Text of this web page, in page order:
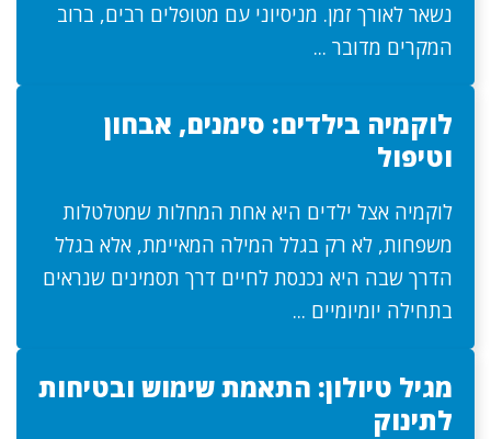
נשאר לאורך זמן. מניסיוני עם מטופלים רבים, ברוב
המקרים מדובר ...
לוקמיה בילדים: סימנים, אבחון
וטיפול
לוקמיה אצל ילדים היא אחת המחלות שמטלטלות
משפחות, לא רק בגלל המילה המאיימת, אלא בגלל
הדרך שבה היא נכנסת לחיים דרך תסמינים שנראים
בתחילה יומיומיים ...
מגיל טיולון: התאמת שימוש ובטיחות
לתינוק